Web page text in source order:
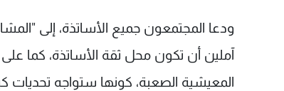
ودعا المجتمعون جميع الأساتذة، إلى
آملين أن تكون محل ثقة الأساتذة، كما
المعيشية الصعبة، كونها ستواجه تحديات